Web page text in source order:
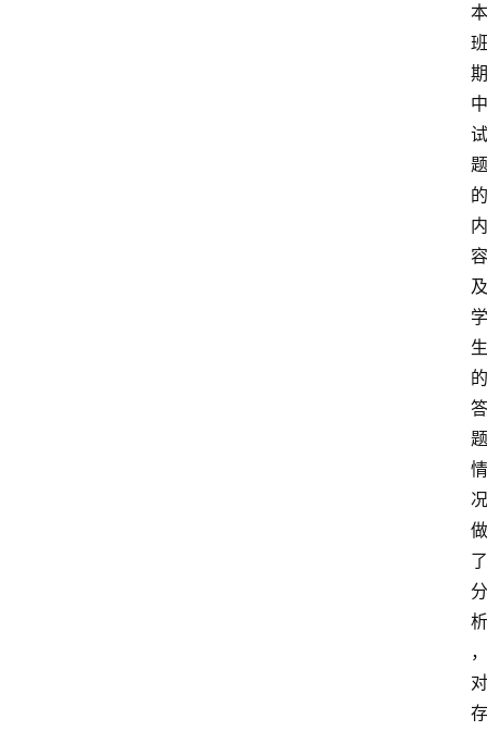
本
班
期
中
试
题
的
内
容
及
学
生
的
答
题
情
况
做
了
分
析
，
对
存